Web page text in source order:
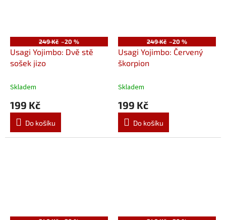
249 Kč –20 %
Usagi Yojimbo: Dvě stě
sošek jizo
Skladem
199 Kč
Do košíku
249 Kč –20 %
Usagi Yojimbo: Červený
škorpion
Skladem
199 Kč
Do košíku